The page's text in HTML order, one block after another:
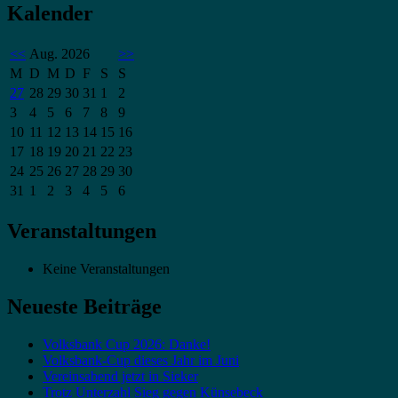
Kalender
<< Aug. 2026
>>
M D M D F S
S
27 28 29 30 31 1
2
3
4 5 6 7 8
9
10 11 12 13 14 15 16
17 18 19 20 21 22 23
24 25 26 27 28 29 30
31
1 2 3 4 5 6
Veranstaltungen
Keine Veranstaltungen
Neueste Beiträge
Volksbank Cup 2026: Danke!
Volksbank-Cup dieses Jahr im Juni
Vereinsabend jetzt in Sieker
Trotz Unterzahl Sieg gegen Künsebeck